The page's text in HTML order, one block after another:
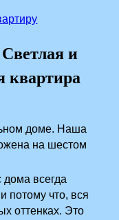
и
квартира
доме. Наша
на шестом
всегда
потому что, вся
оттенках. Это